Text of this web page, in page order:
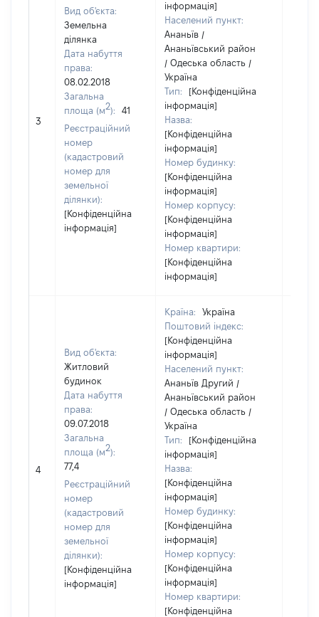
3
Вид об'єкта:
Земельна
ділянка
Дата набуття
права:
08.02.2018
Загальна
площа (м2):
41
Реєстраційний
номер
(кадастровий
номер для
земельної
ділянки):
[Конфіденційна
інформація]
інформація]
Населений пункт:
Ананьїв /
Ананьївський район
/ Одеська область /
Україна
Тип:
[Конфіденційна
інформація]
Назва:
[Конфіденційна
інформація]
Номер будинку:
[Конфіденційна
інформація]
Номер корпусу:
[Конфіденційна
інформація]
Номер квартири:
[Конфіденційна
інформація]
4
Вид об'єкта:
Житловий
будинок
Дата набуття
права:
09.07.2018
Загальна
площа (м2):
77,4
Реєстраційний
номер
(кадастровий
номер для
земельної
ділянки):
[Конфіденційна
інформація]
Країна:
Україна
Поштовий індекс:
[Конфіденційна
інформація]
Населений пункт:
Ананьїв Другий /
Ананьївський район
/ Одеська область /
Україна
Тип:
[Конфіденційна
інформація]
Назва:
[Конфіденційна
інформація]
Номер будинку:
[Конфіденційна
інформація]
Номер корпусу:
[Конфіденційна
інформація]
Номер квартири:
[Конфіденційна